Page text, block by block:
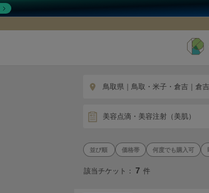
鳥取県｜鳥取・米子・倉吉｜倉
美容点滴・美容注射（美肌）
価格帯 何度でも購入可
該当チケット： 7 件